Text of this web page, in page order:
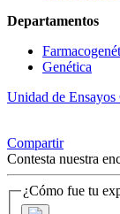
Departamentos
Genética
Unidad de
Compartir
Contesta nuestra
¿Cómo fue tu